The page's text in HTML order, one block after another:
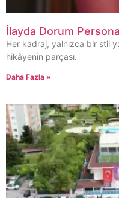
İlayda Dorum
Her kadraj, yalnızca bir stil
hikâyenin parçası.
Daha Fazla »